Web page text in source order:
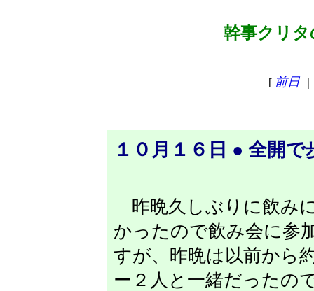
幹事クリタ
[ 前日
１０月１６日 ● 全開で
昨晩久しぶりに飲み
かったので飲み会に参
すが、昨晩は以前から
ー２人と一緒だったの